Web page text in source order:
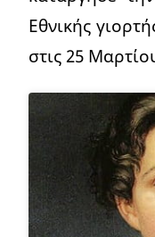
Εθνικής
στις 25